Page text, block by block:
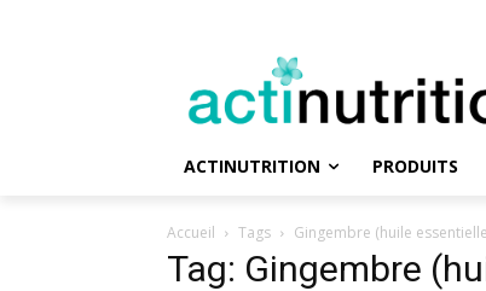
ACTINUTRITION PRODUITS
Accueil Tags Gingembre (huile
Tag: Gingembre